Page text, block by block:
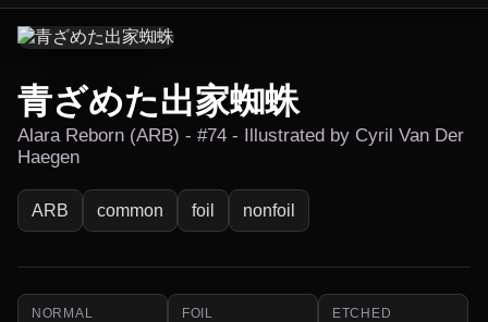
青ざめた出家蜘蛛
Alara Reborn (ARB) - #74 - Illustrated by Cyril Van Der
Haegen
ARB common foil nonfoil
NORMAL FOIL ETCHED